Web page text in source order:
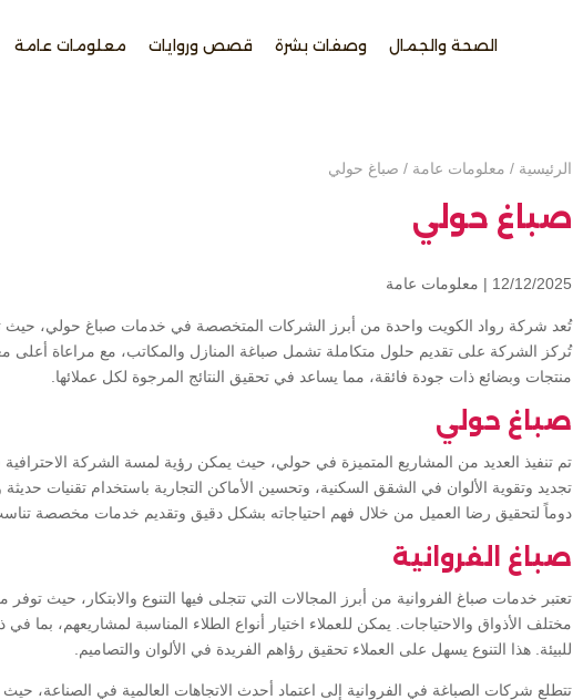
الصحة والجمال وصفات بشرة قصص وروايات معلومات عامة
الرئيسية / معلومات عامة / صباغ حولي
صباغ حولي
12/12/2025 | معلومات عامة
تُعد شركة رواد الكويت واحدة من أبرز الشركات المتخصصة في خدمات صباغ حولي، حيث
تُركز الشركة على تقديم حلول متكاملة تشمل صباغة المنازل والمكاتب، مع مراعاة أعلى
منتجات وبضائع ذات جودة فائقة، مما يساعد في تحقيق النتائج المرجوة لكل عملائها.
صباغ حولي
تم تنفيذ العديد من المشاريع المتميزة في حولي، حيث يمكن رؤية لمسة الشركة
تجديد وتقوية الألوان في الشقق السكنية، وتحسين الأماكن التجارية باستخدام تقنيات
دوماً لتحقيق رضا العميل من خلال فهم احتياجاته بشكل دقيق وتقديم خدمات مخصصة
صباغ الفروانية
تعتبر خدمات صباغ الفروانية من أبرز المجالات التي تتجلى فيها التنوع والابتكار، حيث
مختلف الأذواق والاحتياجات. يمكن للعملاء اختيار أنواع الطلاء المناسبة لمشاريعهم، بما في
للبيئة. هذا التنوع يسهل على العملاء تحقيق رؤاهم الفريدة في الألوان والتصاميم.
تتطلع شركات الصباغة في الفروانية إلى اعتماد أحدث الاتجاهات العالمية في الصناعة،